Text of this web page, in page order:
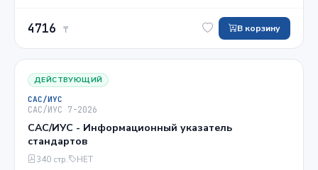
4716 ₸ В корзину
ДЕЙСТВУЮЩИЙ
САС/ИУС
САС/ИУС 7-2026
САС/ИУС - Информационный указатель
стандартов
340 стр. НЕТ